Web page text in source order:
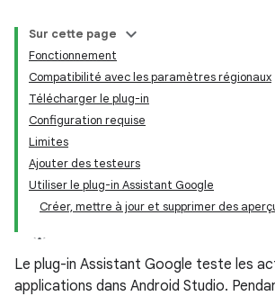
Sur cette page
Fonctionnement
Compatibilité avec les paramètres régionaux
Télécharger le plug-in
Configuration requise
Limites
Ajouter des testeurs
Utiliser le plug-in Assistant Google
Créer, mettre à jour et supprimer des
Le plug-in Assistant Google teste les
applications dans Android Studio.